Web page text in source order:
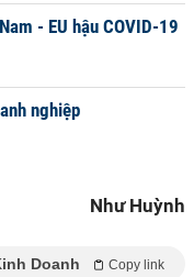
- EU hậu COVID-19
nghiệp
Như Huỳnh
Doanh Copy link